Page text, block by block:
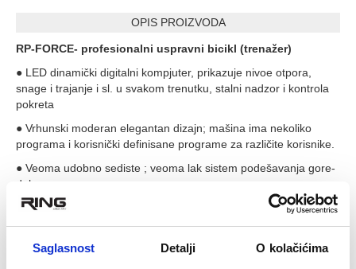
Saglasnost Detalji O kolačićima
OPIS PROIZVODA
RP-FORCE- profesionalni uspravni bicikl (trenažer)
● LED dinamički digitalni kompjuter, prikazuje nivoe otpora,
snage i trajanje i sl. u svakom trenutku, stalni nadzor i kontrola
pokreta
● Vrhunski moderan elegantan dizajn; mašina ima nekoliko
programa i korisnički definisane programe za različite korisnike.
● Veoma udobno sediste ; veoma lak sistem podešavanja gore-
dole
● Prenosni sistem: Multi-DMC sistem
sigurniji, pouzdaniji, i bolji , a takođe i zdraviji za okolinu; Velika